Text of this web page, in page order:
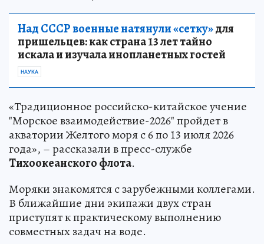
Над СССР военные натянули «сетку»для
пришельцев: как страна 13 лет тайно
искала и изучала инопланетных гостей
НАУКА
«Традиционное российско-китайское учение
"Морское взаимодействие-2026" пройдет в
акватории Желтого моря с 6 по 13 июля 2026
года», – рассказали в пресс-службе
Тихоокеанского флота.
Моряки знакомятся с зарубежными коллегами.
В ближайшие дни экипажи двух стран
приступят к практическому выполнению
совместных задач на воде.